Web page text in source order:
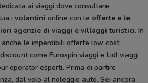
ai viaggi dove consultare
i volantini online con le offerte e le
agenzie di viaggi e villaggi turistici. In
le imperdibili offerte low cost
come Eurospin viaggi e Lidl viaggi
operator esperti. Prima di partire
dal volo al noleggio auto. Sei ancora